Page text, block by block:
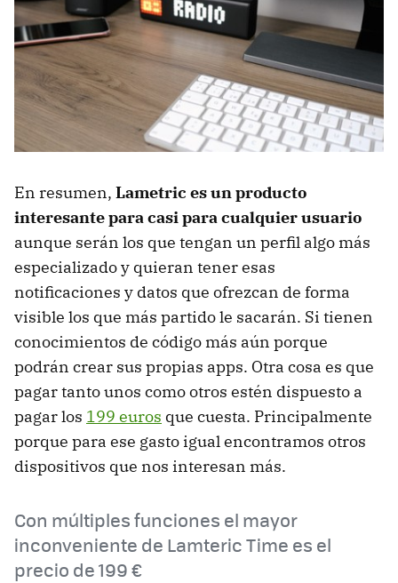
En resumen, Lametric es un producto
interesante para casi para cualquier usuario
aunque serán los que tengan un perfil algo más
especializado y quieran tener esas
notificaciones y datos que ofrezcan de forma
visible los que más partido le sacarán. Si tienen
conocimientos de código más aún porque
podrán crear sus propias apps. Otra cosa es que
pagar tanto unos como otros estén dispuesto a
pagar los 199 euros que cuesta. Principalmente
porque para ese gasto igual encontramos otros
dispositivos que nos interesan más.
Con múltiples funciones el mayor
inconveniente de Lamteric Time es el
precio de 199 €